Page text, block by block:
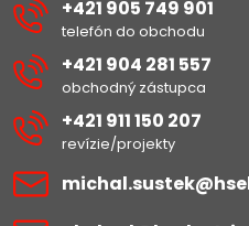
+421 905 749 901
telefón do obchodu
+421 904 281 557
obchodný zástupca
+421 911 150 207
revízie/projekty